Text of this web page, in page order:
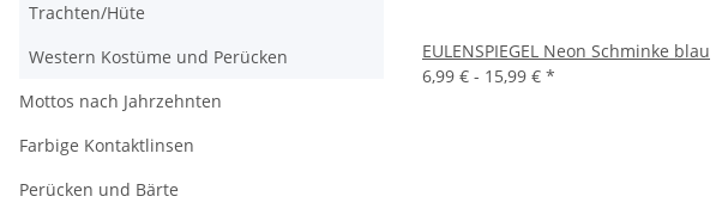
EULENSPIEGEL Neon Schminke blau
6,99 € - 15,99 € *
Trachten/Hüte
Western Kostüme und Perücken
Mottos nach Jahrzehnten
Farbige Kontaktlinsen
Perücken und Bärte